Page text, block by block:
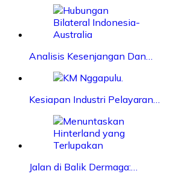
Analisis Kesenjangan Dan…
Kesiapan Industri Pelayaran…
Jalan di Balik Dermaga:…